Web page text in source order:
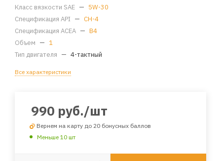
Класс вязкости SAE — 5W-30
Спецификация API — CH-4
Спецификация ACEA — B4
Объем — 1
Тип двигателя — 4-тактный
Все характеристики
990 руб./шт
Вернем на карту до 20 бонусных баллов
Меньше 10 шт